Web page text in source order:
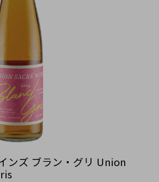
ンズ ブラン・グリ Union